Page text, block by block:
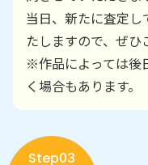
当日、新たに査定
たしますので、ぜひ
※作品によっては後
く場合もあります。
Step03